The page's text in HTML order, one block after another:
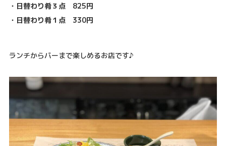
・日替わり肴３点 825円
・日替わり肴１点 330円
ランチからバーまで楽しめるお店です♪